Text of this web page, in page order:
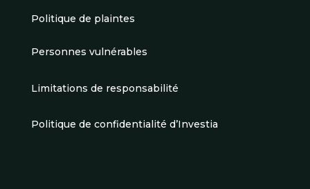
Politique de plaintes
Personnes vulnérables
Limitations de responsabilité
Politique de confidentialité d’Investia